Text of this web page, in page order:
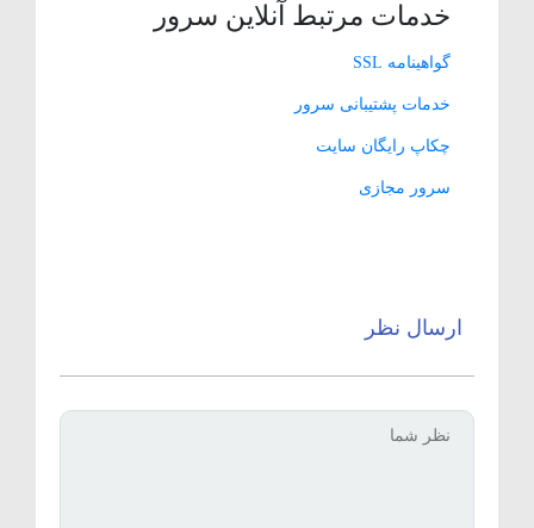
خدمات مرتبط آنلاین سرور
گواهینامه SSL
خدمات پشتیبانی سرور
چکاپ رایگان سایت
سرور مجازی
ارسال نظر